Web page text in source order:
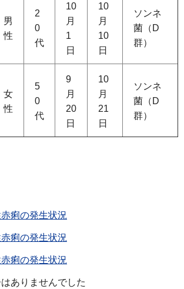
男
性
2
0
代
10
月
1
日
10
月
10
日
ソンネ
菌（D
群）
女
性
5
0
代
9
月
20
日
10
月
21
日
ソンネ
菌（D
群）
痢の発生状況
痢の発生状況
痢の発生状況
ありませんでした